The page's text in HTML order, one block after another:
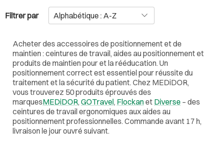
Filtrer par
Acheter des accessoires de positionnement et de
maintien : ceintures de travail, aides au positionnement et
produits de maintien pour et la rééducation. Un
positionnement correct est essentiel pour réussite du
traitement et la sécurité du patient. Chez MEDiDOR,
vous trouverez 50 produits éprouvés des
marquesMEDiDOR, GOTravel, Flockanet Diverse – des
ceintures de travail ergonomiques aux aides au
positionnement professionnelles. Commande avant 17 h,
livraison le jour ouvré suivant.